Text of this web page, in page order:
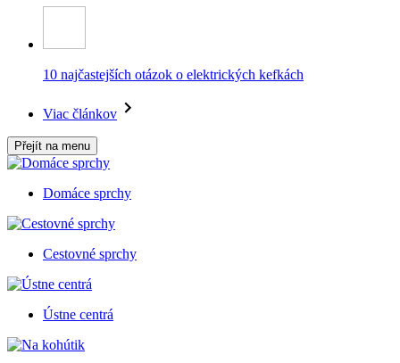
10 najčastejších otázok o elektrických kefkách
Viac článkov
Přejít na menu
Domáce sprchy
Cestovné sprchy
Ústne centrá